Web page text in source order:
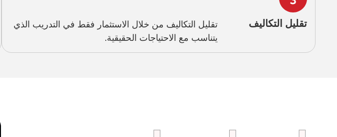
تقليل التكاليف
تقليل التكاليف من خلال الاستثمار فقط في التدريب الذي
يتناسب مع الاحتياجات الحقيقية.